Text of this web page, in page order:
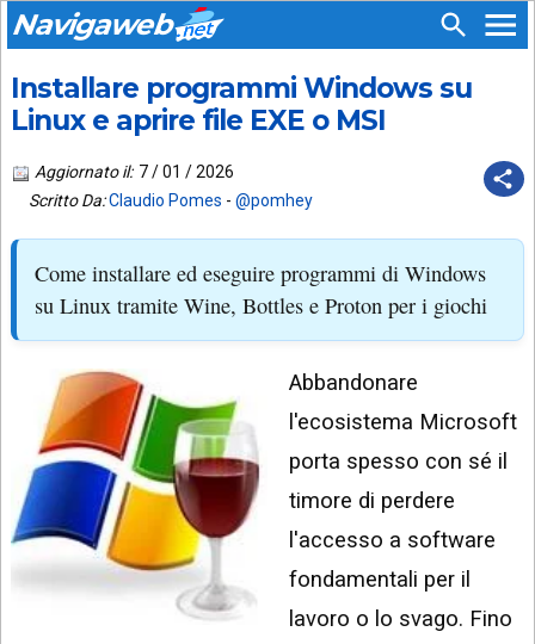
Navigaweb
HOME
SIAMO
SUPPORTO
PIÙ
ULTIMI
POST
ARCHIVIO
VIDEO
SEGUICI
SU:
APP
ANDROID
EMAIL
TIKTOK
FACEBOOK
YOUTUBE
X
INSTAGRAM
GOOGLE
Installare programmi Windows su
Linux e aprire file EXE o MSI
Aggiornato il: 7 / 01 / 2026
Scritto Da:Claudio Pomes - @pomhey
Come installare ed eseguire programmi di Windows
su Linux tramite Wine, Bottles e Proton per i giochi
Abbandonare
l'ecosistema Microsoft
porta spesso con sé il
timore di perdere
l'accesso a software
fondamentali per il
lavoro o lo svago. Fino